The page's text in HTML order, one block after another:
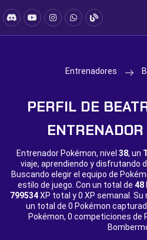
Entrenadores
PERFIL DE
Entrenador Pokémon, nivel 38, un
viaje, aprendiendo y disfrutando
Buscando elegir el equipo de
estilo de juego. Con un total de 48
799534XP total y0 XP semanal.
un total de 0 Pokémon
Pokémon, 0 competiciones de